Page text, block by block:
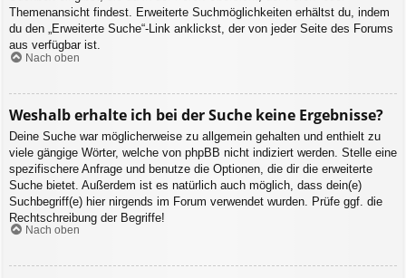
Themenansicht findest. Erweiterte Suchmöglichkeiten erhältst du, indem
du den „Erweiterte Suche“-Link anklickst, der von jeder Seite des Forums
aus verfügbar ist.
Nach oben
Weshalb erhalte ich bei der Suche keine Ergebnisse?
Deine Suche war möglicherweise zu allgemein gehalten und enthielt zu
viele gängige Wörter, welche von phpBB nicht indiziert werden. Stelle eine
spezifischere Anfrage und benutze die Optionen, die dir die erweiterte
Suche bietet. Außerdem ist es natürlich auch möglich, dass dein(e)
Suchbegriff(e) hier nirgends im Forum verwendet wurden. Prüfe ggf. die
Rechtschreibung der Begriffe!
Nach oben